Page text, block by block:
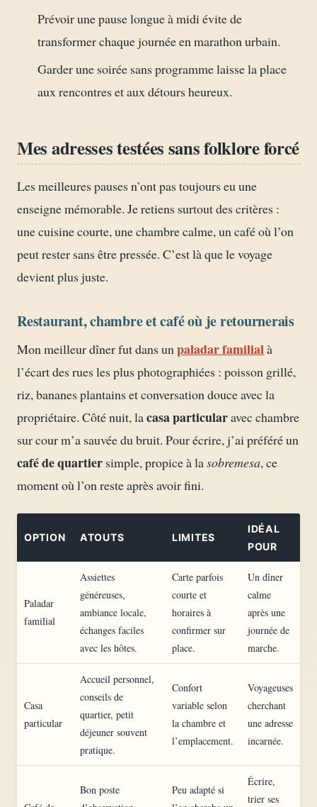
Prévoir une pause longue à midi évite de
transformer chaque journée en marathon urbain.
Garder une soirée sans programme laisse la place
aux rencontres et aux détours heureux.
Mes adresses testées sans folklore forcé
Les meilleures pauses n’ont pas toujours eu une
enseigne mémorable. Je retiens surtout des critères :
une cuisine courte, une chambre calme, un café où l’on
peut rester sans être pressée. C’est là que le voyage
devient plus juste.
Restaurant, chambre et café où je retournerais
Mon meilleur dîner fut dans un paladar familialà
l’écart des rues les plus photographiées : poisson grillé,
riz, bananes plantains et conversation douce avec la
propriétaire. Côté nuit, lacasa particularavec chambre
sur cour m’a sauvée du bruit. Pour écrire, j’ai préféré un
café de quartier simple, propice à lasobremesa, ce
moment où l’on reste après avoir fini.
OPTION ATOUTS LIMITES
IDÉAL
POUR
Paladar
familial
Assiettes
généreuses,
ambiance locale,
échanges faciles
avec les hôtes.
Carte parfois
courte et
horaires à
confirmer sur
place.
Un dîner
calme
après une
journée de
marche.
Casa
particular
Accueil personnel,
conseils de
quartier, petit
déjeuner souvent
pratique.
Confort
variable selon
la chambre et
l’emplacement.
Voyageuses
cherchant
une adresse
incarnée.
Bon poste
Peu adapté si
Écrire,
trier ses